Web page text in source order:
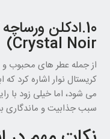
Crystal Noir)
از جمله عطر های محبوب و
کریستال نوار اشاره کرد
می شود، اما خیلی زود با
سبب جذابیت و ماندگاری